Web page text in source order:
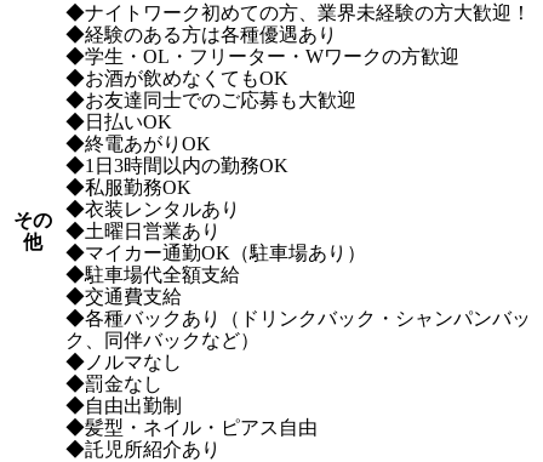
その
他
◆ナイトワーク初めての方、業界未経験の方大歓迎！
◆経験のある方は各種優遇あり
◆学生・OL・フリーター・Wワークの方歓迎
◆お酒が飲めなくてもOK
◆お友達同士でのご応募も大歓迎
◆日払いOK
◆終電あがりOK
◆1日3時間以内の勤務OK
◆私服勤務OK
◆衣装レンタルあり
◆土曜日営業あり
◆マイカー通勤OK（駐車場あり）
◆駐車場代全額支給
◆交通費支給
◆各種バックあり（ドリンクバック・シャンパンバッ
ク、同伴バックなど）
◆ノルマなし
◆罰金なし
◆自由出勤制
◆髪型・ネイル・ピアス自由
◆託児所紹介あり